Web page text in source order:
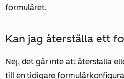
formuläret.
Kan jag återställa ett
Nej, det går inte att återställa
till en tidigare